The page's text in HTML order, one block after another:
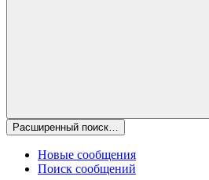
Расширенный поиск…
Новые сообщения
Поиск сообщений